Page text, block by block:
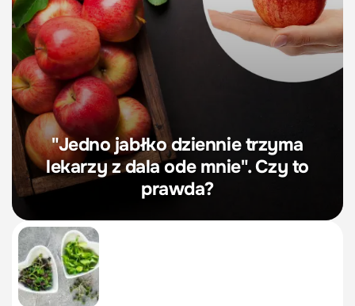
"Jedno jabłko dziennie trzyma
lekarzy z dala ode mnie". Czy to
prawda?